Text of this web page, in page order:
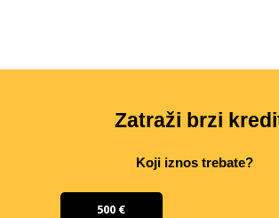
Zatraži brzi
Koji iznos trebate?
500 €